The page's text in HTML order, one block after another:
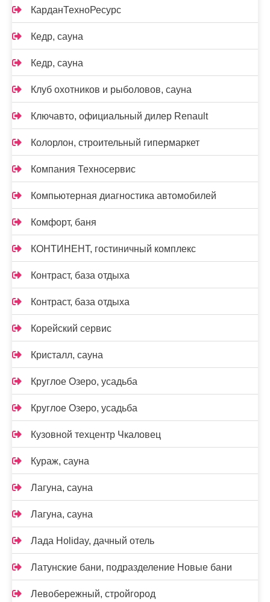
КарданТехноРесурс
Кедр, сауна
Кедр, сауна
Клуб охотников и рыболовов, сауна
Ключавто, официальный дилер Renault
Колорлон, строительный гипермаркет
Компания Техносервис
Компьютерная диагностика автомобилей
Комфорт, баня
КОНТИНЕНТ, гостиничный комплекс
Контраст, база отдыха
Контраст, база отдыха
Корейский сервис
Кристалл, сауна
Круглое Озеро, усадьба
Круглое Озеро, усадьба
Кузовной техцентр Чкаловец
Кураж, сауна
Лагуна, сауна
Лагуна, сауна
Лада Holidаy, дачный отель
Латунские бани, подразделение Новые бани
Левобережный, стройгород